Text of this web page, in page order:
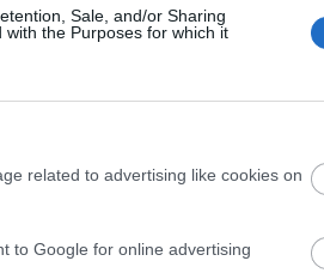
Sale, and/or Sharing
the Purposes for which it
related to advertising like cookies on
to Google for online advertising
szereposztást ígérnek az alkotók,
rendező.